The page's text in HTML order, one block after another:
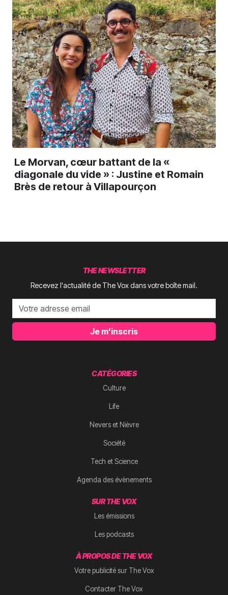
Le Morvan, cœur battant de la «
diagonale du vide » : Justine et Romain
Brès de retour à Villapourçon
THE NEWSLETTER
Recevez l'actualité de The Vox dans votre boîte mail.
Je m'inscris
CATÉGORIES
Culture
Life
Nevers et Nièvre
Société
Tech et Science
Agenda des évènements
SUR THE VOX
Les émissions
Les podcasts
À PROPOS DE THE VOX
Votre publicité sur The Vox
Contacter The Vox